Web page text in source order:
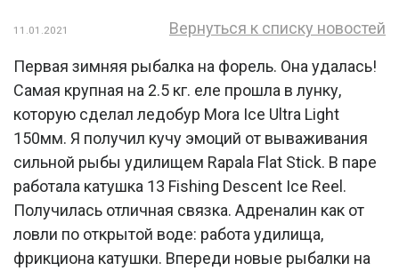
11.01.2021 Вернуться к списку новостей
Первая зимняя рыбалка на форель. Она удалась!
Самая крупная на 2.5 кг. еле прошла в лунку,
которую сделал ледобур Mora Ice Ultra Light
150мм. Я получил кучу эмоций от вываживания
сильной рыбы удилищем Rapala Flat Stick. В паре
работала катушка 13 Fishing Descent Ice Reel.
Получилась отличная связка. Адреналин как от
ловли по открытой воде: работа удилища,
фрикциона катушки. Впереди новые рыбалки на